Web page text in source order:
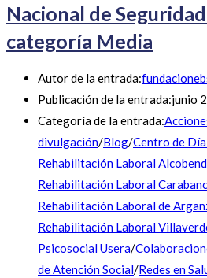
Nacional de
categoría Media
Autor de la entrada:
Publicación de la entrada:junio
Categoría de la entrada:
divulgación/Blog/Centro de
Rehabilitación Laboral
Rehabilitación Laboral
Rehabilitación Laboral de
Rehabilitación Laboral
Psicosocial Usera/
de Atención Social/Redes en